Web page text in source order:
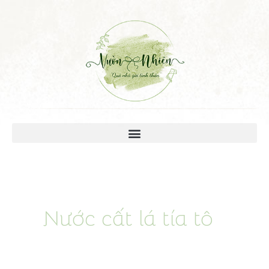
Nước cất lá tía tô